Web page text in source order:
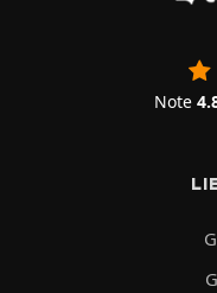
Note